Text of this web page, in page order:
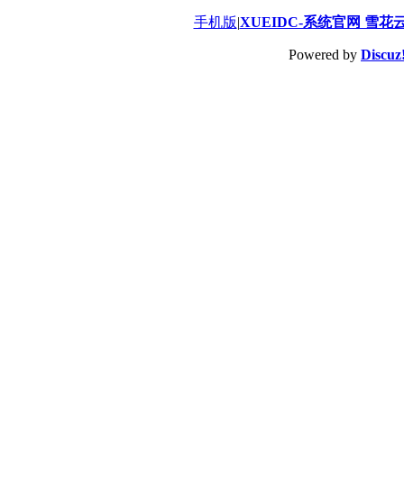
手机版|XUEIDC-系统官网 雪花
Powered by